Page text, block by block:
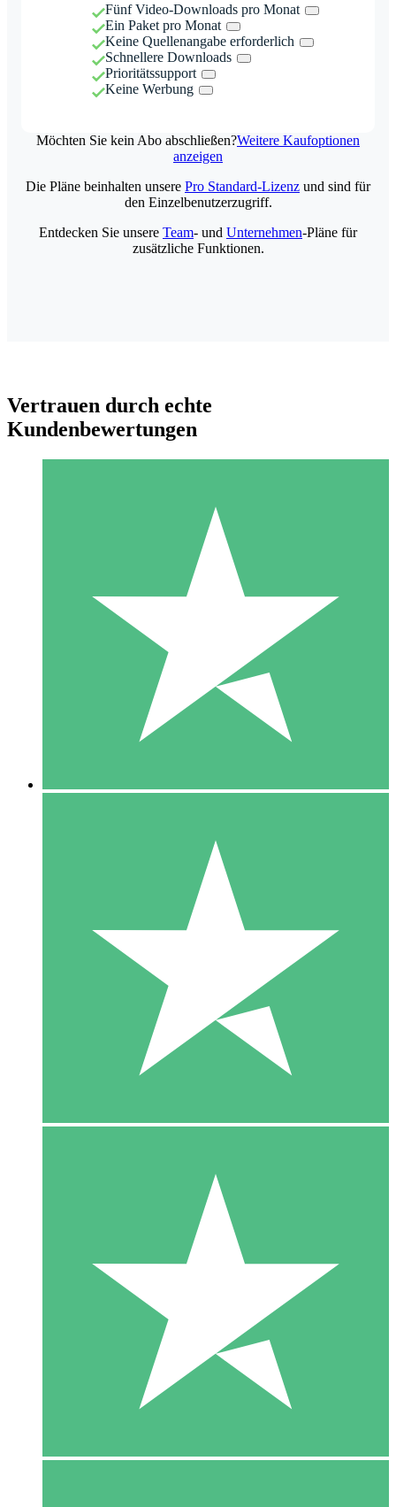
Fünf Video-Downloads pro Monat
Ein Paket pro Monat
Keine Quellenangabe erforderlich
Schnellere Downloads
Prioritätssupport
Keine Werbung
Möchten Sie kein Abo abschließen?Weitere Kaufoptionen
anzeigen
Individuelle Credit-Pakete
Zahlen Sie nach Bedarf mit Download-Credits. Keine
monatliche Verpflichtung erforderlich.
10 00
10 Downloads
20 00
Die Pläne beinhalten unsere Pro Standard-Lizenz und sind für
den Einzelbenutzerzugriff.
Entdecken Sie unsere Team- und Unternehmen-Pläne für
zusätzliche Funktionen.
Vertrauen durch echte
Kundenbewertungen